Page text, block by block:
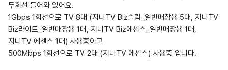
두회선 들어와 있어요.
1Gbps 1회선으로 TV 8대 (지니TV Biz슬림_일반매장용 5대, 지니TV
Biz라이트_일반매장용 1대, 지니TV Biz에센스_일반매장용 1대,
지니TV 에센스 1대) 사용중이고
500Mbps 1회선으로 TV 2대 (지니TV 에센스) 사용중 입니다.